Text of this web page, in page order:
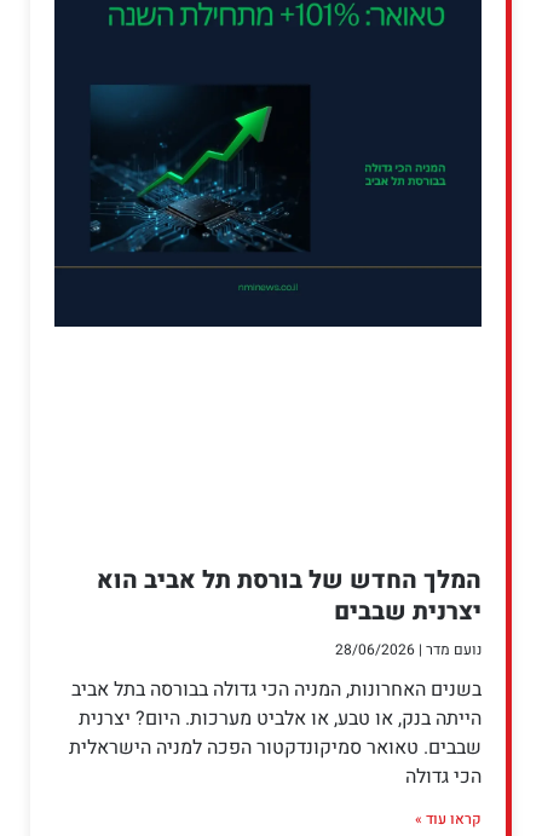
המלך החדש של בורסת תל אביב הוא
יצרנית שבבים
נועם מדר
בשנים האחרונות, המניה הכי גדולה בבורסה בתל אביב
הייתה בנק, או טבע, או אלביט מערכות. היום? יצרנית
שבבים. טאואר סמיקונדקטור הפכה למניה הישראלית
הכי גדולה
קראו עוד »